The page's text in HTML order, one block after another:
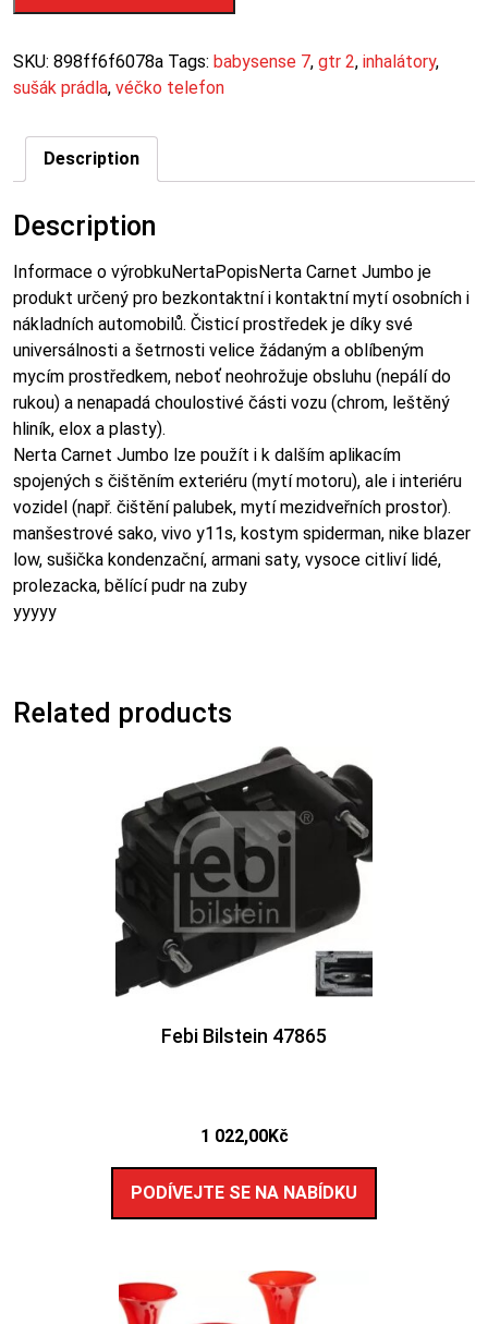
SKU: 898ff6f6078a Tags: babysense 7, gtr 2, inhalátory,
sušák prádla, véčko telefon
Description
Description
Informace o výrobkuNertaPopisNerta Carnet Jumbo je
produkt určený pro bezkontaktní i kontaktní mytí osobních i
nákladních automobilů. Čisticí prostředek je díky své
universálnosti a šetrnosti velice žádaným a oblíbeným
mycím prostředkem, neboť neohrožuje obsluhu (nepálí do
rukou) a nenapadá choulostivé části vozu (chrom, leštěný
hliník, elox a plasty).
Nerta Carnet Jumbo lze použít i k dalším aplikacím
spojených s čištěním exteriéru (mytí motoru), ale i interiéru
vozidel (např. čištění palubek, mytí mezidveřních prostor).
manšestrové sako, vivo y11s, kostym spiderman, nike blazer
low, sušička kondenzační, armani saty, vysoce citliví lidé,
prolezacka, bělící pudr na zuby
yyyyy
Related products
Febi Bilstein 47865
1 022,00Kč
PODÍVEJTE SE NA NABÍDKU